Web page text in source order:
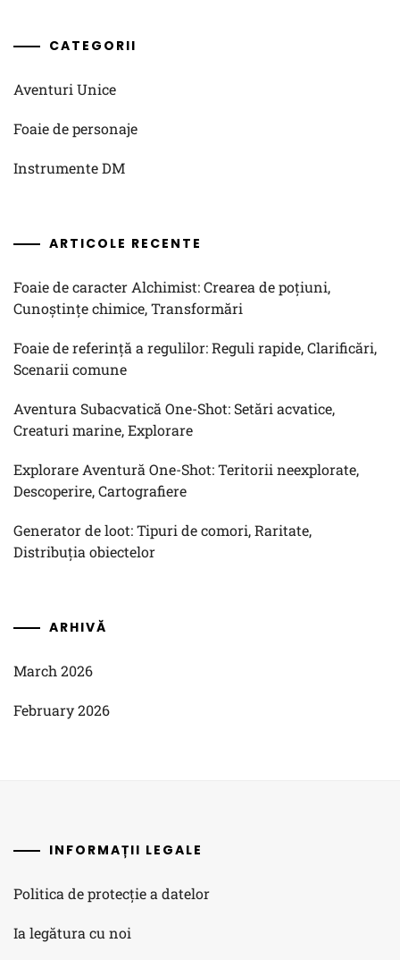
CATEGORII
Aventuri Unice
Foaie de personaje
Instrumente DM
ARTICOLE RECENTE
Foaie de caracter Alchimist: Crearea de poțiuni,
Cunoștințe chimice, Transformări
Foaie de referință a regulilor: Reguli rapide, Clarificări,
Scenarii comune
Aventura Subacvatică One-Shot: Setări acvatice,
Creaturi marine, Explorare
Explorare Aventură One-Shot: Teritorii neexplorate,
Descoperire, Cartografiere
Generator de loot: Tipuri de comori, Raritate,
Distribuția obiectelor
ARHIVĂ
March 2026
February 2026
INFORMAȚII LEGALE
Politica de protecție a datelor
Ia legătura cu noi